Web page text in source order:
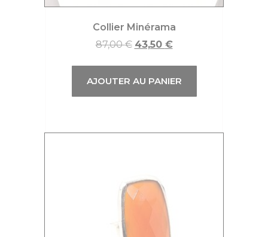
Collier Minérama
87,00€ 43,50 €
AJOUTER AU PANIER